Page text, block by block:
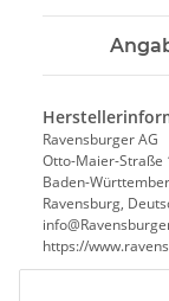
Ravensburger AG
Otto-Maier-Straße
Baden-
Ravensburg,
https://